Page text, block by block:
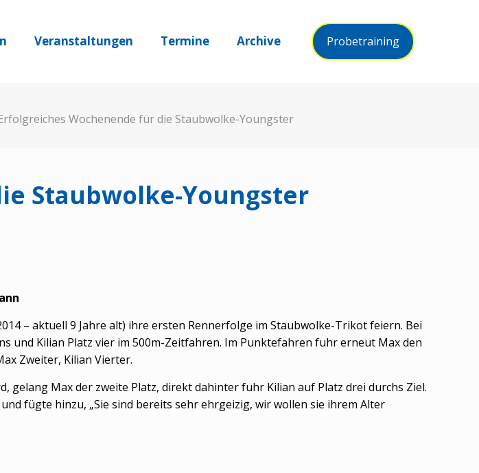
Veranstaltungen Termine Archive Probetraining
Wochenende für die Staubwolke-Youngster
Staubwolke-Youngster
– aktuell 9 Jahre alt) ihre ersten Rennerfolge im Staubwolke-Trikot feiern. Bei
und Kilian Platz vier im 500m-Zeitfahren. Im Punktefahren fuhr erneut Max den
Zweiter, Kilian Vierter.
Max der zweite Platz, direkt dahinter fuhr Kilian auf Platz drei durchs Ziel.
fügte hinzu, „Sie sind bereits sehr ehrgeizig, wir wollen sie ihrem Alter